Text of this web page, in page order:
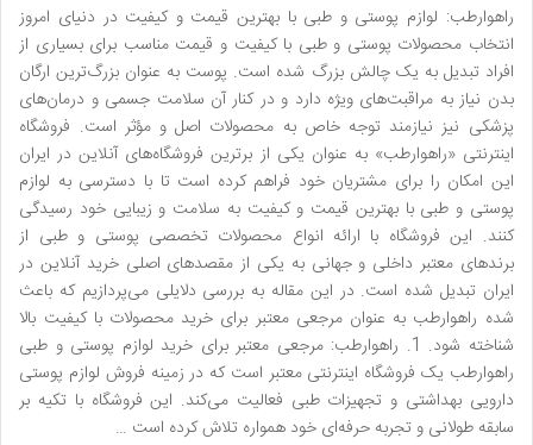
راهوارطب: لوازم پوستی و طبی با بهترین قیمت و کیفیت در دنیای امروز
انتخاب محصولات پوستی و طبی با کیفیت و قیمت مناسب برای بسیاری از
افراد تبدیل به یک چالش بزرگ شده است. پوست به عنوان بزرگ‌ترین ارگان
بدن نیاز به مراقبت‌های ویژه دارد و در کنار آن سلامت جسمی و درمان‌های
پزشکی نیز نیازمند توجه خاص به محصولات اصل و مؤثر است. فروشگاه
اینترنتی «راهوارطب» به عنوان یکی از برترین فروشگاه‌های آنلاین در ایران
این امکان را برای مشتریان خود فراهم کرده است تا با دسترسی به لوازم
پوستی و طبی با بهترین قیمت و کیفیت به سلامت و زیبایی خود رسیدگی
کنند. این فروشگاه با ارائه انواع محصولات تخصصی پوستی و طبی از
برندهای معتبر داخلی و جهانی به یکی از مقصدهای اصلی خرید آنلاین در
ایران تبدیل شده است. در این مقاله به بررسی دلایلی می‌پردازیم که باعث
شده راهوارطب به عنوان مرجعی معتبر برای خرید محصولات با کیفیت بالا
شناخته شود. 1. راهوارطب: مرجعی معتبر برای خرید لوازم پوستی و طبی
راهوارطب یک فروشگاه اینترنتی معتبر است که در زمینه فروش لوازم پوستی
دارویی بهداشتی و تجهیزات طبی فعالیت می‌کند. این فروشگاه با تکیه بر
سابقه طولانی و تجربه حرفه‌ای خود همواره تلاش کرده است …